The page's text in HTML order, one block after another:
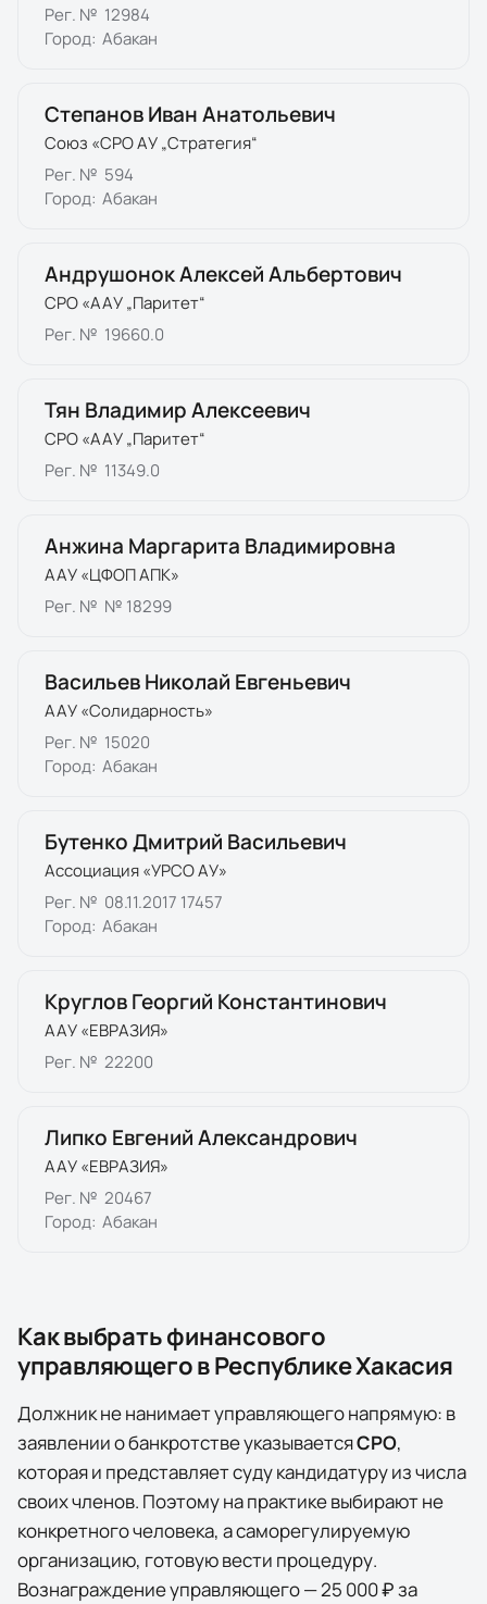
Рег. № 12984
Город: Абакан
Степанов Иван Анатольевич
Союз «СРО АУ „Стратегия“
Рег. № 594
Город: Абакан
Андрушонок Алексей Альбертович
СРО «ААУ „Паритет“
Рег. № 19660.0
Тян Владимир Алексеевич
СРО «ААУ „Паритет“
Рег. № 11349.0
Анжина Маргарита Владимировна
ААУ «ЦФОП АПК»
Рег. № № 18299
Васильев Николай Евгеньевич
ААУ «Солидарность»
Рег. № 15020
Город: Абакан
Бутенко Дмитрий Васильевич
Ассоциация «УРСО АУ»
Рег. № 08.11.2017 17457
Город: Абакан
Круглов Георгий Константинович
ААУ «ЕВРАЗИЯ»
Рег. № 22200
Липко Евгений Александрович
ААУ «ЕВРАЗИЯ»
Рег. № 20467
Город: Абакан
Как выбрать финансового
управляющего вРеспублике Хакасия
Должник не нанимает управляющего напрямую: в
заявлении о банкротстве указываетсяСРО,
которая и представляет суду кандидатуру из числа
своих членов. Поэтому на практике выбирают не
конкретного человека, а саморегулируемую
организацию, готовую вести процедуру.
Вознаграждение управляющего — 25 000 ₽ за